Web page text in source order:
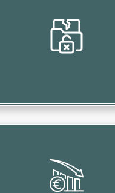
les profits liés à vos
des pertes financières